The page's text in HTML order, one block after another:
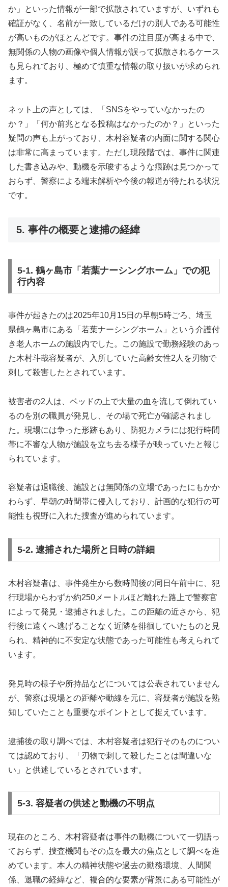
か」といった情報が一部で拡散されていますが、いずれも
確証がなく、名前が一致しているだけの別人である可能性
が高いものがほとんどです。事件の注目度が高まる中で、
無関係の人物の画像や個人情報が誤って拡散されるケース
も見られており、極めて慎重な情報の取り扱いが求められ
ます。
ネット上の声としては、「SNSをやっていなかったの
か？」「何か前兆となる投稿はなかったのか？」といった
疑問の声も上がっており、木村容疑者の内面に関する関心
は非常に高まっています。ただし現段階では、事件に関連
した書き込みや、動機を示唆するような痕跡は見つかって
おらず、警察による端末解析や今後の報道が待たれる状況
です。
5. 事件の概要と逮捕の経緯
5-1. 鶴ヶ島市「若葉ナーシングホーム」での犯
行内容
事件が起きたのは2025年10月15日の早朝5時ごろ、埼玉
県鶴ヶ島市にある「若葉ナーシングホーム」という介護付
き老人ホームの施設内でした。この施設で勤務経験のあっ
た木村斗哉容疑者が、入所していた高齢女性2人を刃物で
刺して殺害したとされています。
被害者の2人は、ベッドの上で大量の血を流して倒れてい
るのを別の職員が発見し、その場で死亡が確認されまし
た。現場には争った形跡もあり、防犯カメラには犯行時間
帯に不審な人物が施設を立ち去る様子が映っていたと報じ
られています。
容疑者は退職後、施設とは無関係の立場であったにもかか
わらず、早朝の時間帯に侵入しており、計画的な犯行の可
能性も視野に入れた捜査が進められています。
5-2. 逮捕された場所と日時の詳細
木村容疑者は、事件発生から数時間後の同日午前中に、犯
行現場からわずか約250メートルほど離れた路上で警察官
によって発見・逮捕されました。この距離の近さから、犯
行後に遠くへ逃げることなく近隣を徘徊していたものと見
られ、精神的に不安定な状態であった可能性も考えられて
います。
発見時の様子や所持品などについては公表されていません
が、警察は現場との距離や動線を元に、容疑者が施設を熟
知していたことも重要なポイントとして捉えています。
逮捕後の取り調べでは、木村容疑者は犯行そのものについ
ては認めており、「刃物で刺して殺したことは間違いな
い」と供述しているとされています。
5-3. 容疑者の供述と動機の不明点
現在のところ、木村容疑者は事件の動機について一切語っ
ておらず、捜査機関もその点を最大の焦点として調べを進
めています。本人の精神状態や過去の勤務環境、人間関
係、退職の経緯など、複合的な要素が背景にある可能性が